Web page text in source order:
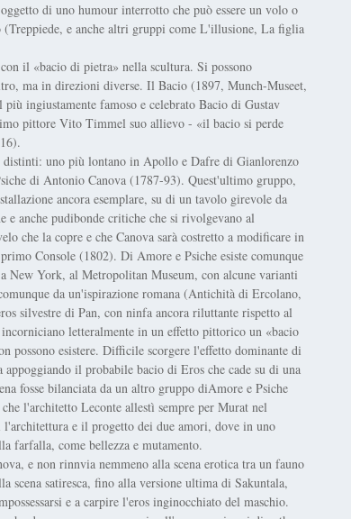
di uno humour interrotto che può essere un volo o
(Treppiede, e anche altri gruppi come L'illusione, La figlia
il «bacio di pietra» nella scultura. Si possono
ma in direzioni diverse. Il Bacio (1897, Munch-Museet,
ingiustamente famoso e celebrato Bacio di Gustav
pittore Vito Timmel suo allievo - «il bacio si perde
distinti: uno più lontano in Apollo e Dafre di Gianlorenzo
di Antonio Canova (1787-93). Quest'ultimo gruppo,
ancora esemplare, su di un tavolo girevole da
anche pudibonde critiche che si rivolgevano al
che la copre e che Canova sarà costretto a modificare in
Console (1802). Di Amore e Psiche esiste comunque
New York, al Metropolitan Museum, con alcune varianti
da un'ispirazione romana (Antichità di Ercolano,
silvestre di Pan, con ninfa ancora riluttante rispetto al
letteralmente in un effetto pittorico un «bacio
possono esistere. Difficile scorgere l'effetto dominante di
il probabile bacio di Eros che cade su di una
fosse bilanciata da un altro gruppo diAmore e Psiche
l'architetto Leconte allestì sempre per Murat nel
e il progetto dei due amori, dove in uno
farfalla, come bellezza e mutamento.
e non rinnvia nemmeno alla scena erotica tra un fauno
scena satiresca, fino alla versione ultima di Sakuntala,
e a carpire l'eros inginocchiato del maschio.